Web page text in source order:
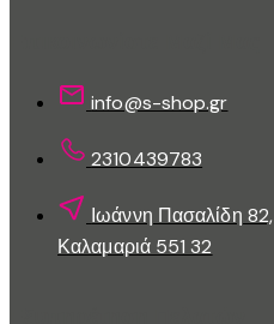
του
info@s-shop.gr
2310439783
Ιωάννη Πασαλίδη 82,
Καλαμαριά 551 32